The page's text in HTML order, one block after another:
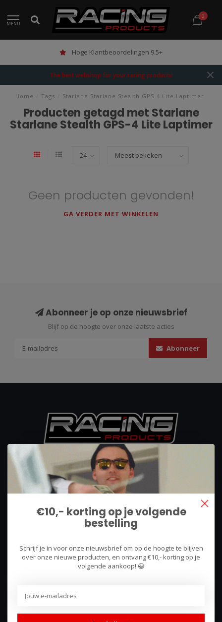
MENU
0
Hoge Klantbeoordelingen 9.5+
The best webshop for your racing products!
Home Tags Starlane Starlane Stealth GPS-4 Lite Laptimer
Producten getagd met Starlane
Starlane Stealth GPS-4 Lite Laptimer
Geen producten gevonden!
GA VERDER MET WINKELEN
Abonneer je op onze nieuwsbrief
Blijf op de hoogte over onze laatste acties
Abonneer
We use what we sell, that's the difference!
Hullerpad 13Q
Lunteren, Nederland
085 744 4602
shop@racing-products.com
€10,- korting op je volgende
bestelling
Schrijf je in voor onze nieuwsbrief om op de hoogte te blijven
over onze nieuwe producten, en ontvang €10,- korting op je
volgende aankoop! 😀